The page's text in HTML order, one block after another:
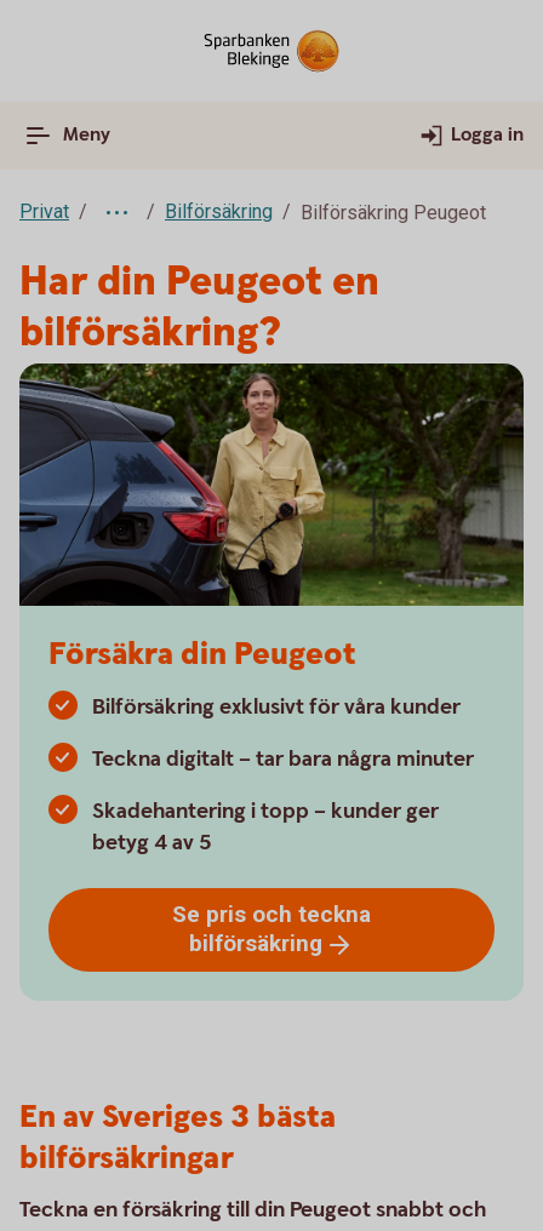
Meny Logga in
Privat Bilförsäkring Bilförsäkring Peugeot
Har din Peugeot en
bilförsäkring?
Försäkra din Peugeot
Bilförsäkring exklusivt för våra kunder
Teckna digitalt – tar bara några minuter
Skadehantering i topp – kunder ger
betyg 4 av 5
Se pris och teckna
bilförsäkring
En av Sveriges 3 bästa
bilförsäkringar
Teckna en försäkring till din Peugeot snabbt och